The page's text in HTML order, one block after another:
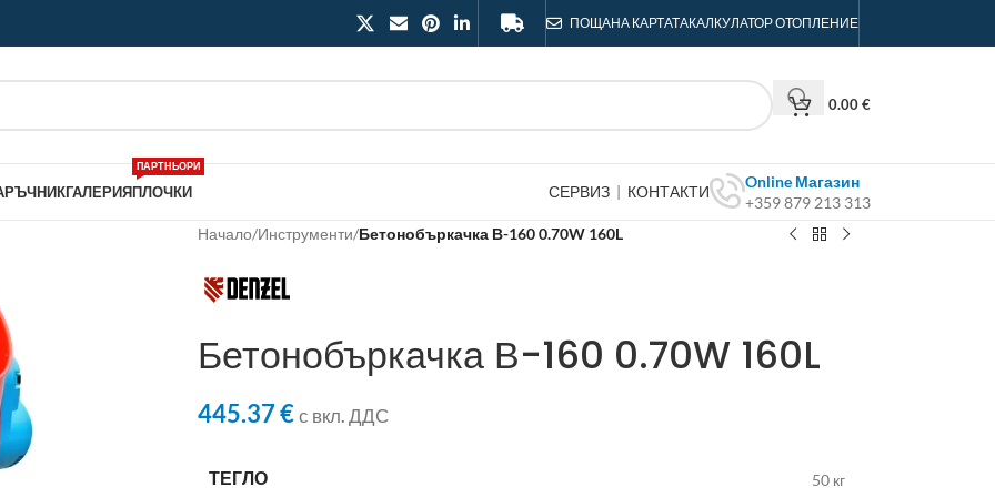
ПОЩАНА КАРТАТАКАЛКУЛАТОР ОТОПЛЕНИЕ
0.00€
ГАЛЕРИЯПЛОЧКИ
ПАРТНЬОРИ
СЕРВИЗ | КОНТАКТИ
Online Магазин
+359 879 213 313
Начало/Инструменти/Бетонобъркачка В-160 0.70W 160L
Бетонобъркачка В-160 0.70W 160L
445.37€с вкл. ДДС
ТЕГЛО 50 кг